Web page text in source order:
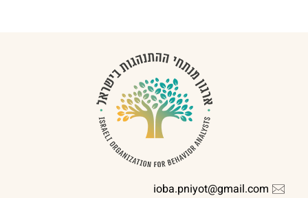
ioba.pniyot@gmail.com